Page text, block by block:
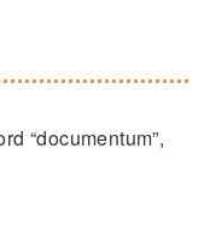
“documentum”,